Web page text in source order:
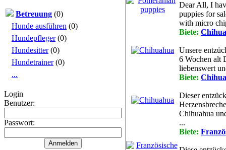
Betreuung (0)
Hunde ausführen (0)
Hundepfleger(0)
Hundesitter(0)
Hundetrainer(0)
...
Login
Benutzer:
Passwort:
Dear All, I
puppies for
with micro
Biete:
Unsere
6 Wochen alt
liebenswert
Biete:
Dieser
Chihuahua
...
Biete: